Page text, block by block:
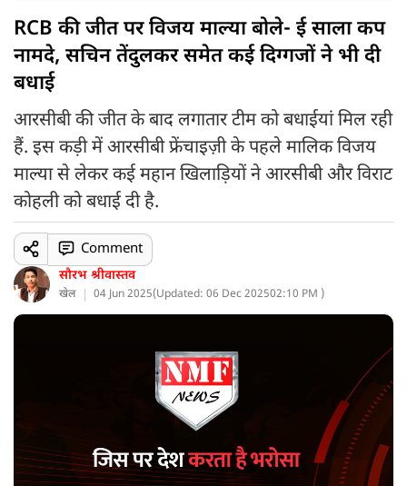
RCB की जीत पर विजय माल्या बोले- ई साला कप
नामदे, सचिन तेंदुलकर समेत कई दिग्गजों ने भी दी
बधाई
आरसीबी की जीत के बाद लगातार टीम को बधाईयां मिल रही
हैं. इस कड़ी में आरसीबी फ्रेंचाइज़ी के पहले मालिक विजय
माल्या से लेकर कई महान खिलाड़ियों ने आरसीबी और विराट
कोहली को बधाई दी है.
सौरभ श्रीवास्तव
खेल 04 Jun 2025(Updated: 06 Dec 202502:10 PM )
Comment